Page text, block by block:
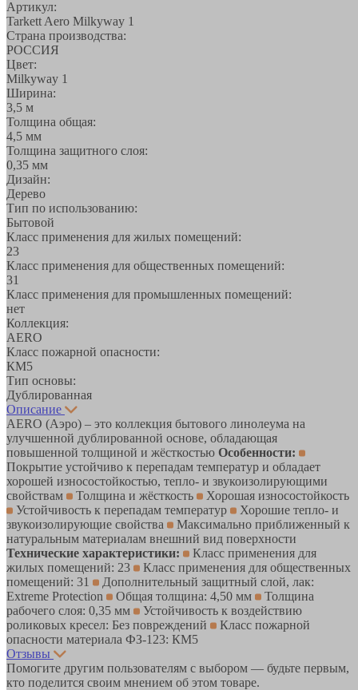
Артикул:
Tarkett Aero Milkyway 1
Страна производства:
РОССИЯ
Цвет:
Milkyway 1
Ширина:
3,5 м
Толщина общая:
4,5 мм
Толщина защитного слоя:
0,35 мм
Дизайн:
Дерево
Тип по использованию:
Бытовой
Класс применения для жилых помещений:
23
Класс применения для общественных помещений:
31
Класс применения для промышленных помещений:
нет
Коллекция:
AERO
Класс пожарной опасности:
КМ5
Тип основы:
Дублированная
Описание
AERO (Аэро) – это коллекция бытового линолеума на
улучшенной дублированной основе, обладающая
повышенной толщиной и жёсткостью Особенности:
Покрытие устойчиво к перепадам температур и обладает
хорошей износостойкостью, тепло- и звукоизолирующими
свойствам
Толщина и жёсткость
Хорошая износостойкость
Устойчивость к перепадам температур
Хорошие тепло- и
звукоизолирующие свойства
Максимально приближенный к
натуральным материалам внешний вид поверхности
Технические характеристики:
Класс применения для
жилых помещений: 23
Класс применения для общественных
помещений: 31
Дополнительный защитный слой, лак:
Extreme Protection
Общая толщина: 4,50 мм
Толщина
рабочего слоя: 0,35 мм
Устойчивость к воздействию
роликовых кресел: Без повреждений
Класс пожарной
опасности материала ФЗ-123: КМ5
Отзывы
Помогите другим пользователям с выбором — будьте первым,
кто поделится своим мнением об этом товаре.